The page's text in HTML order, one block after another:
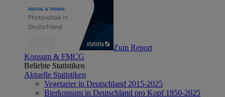
Zum Report
Konsum & FMCG
Beliebte Statistiken
Aktuelle Statistiken
Vegetarier in Deutschland 2015-2025
Bierkonsum in Deutschland pro Kopf 1950-2025